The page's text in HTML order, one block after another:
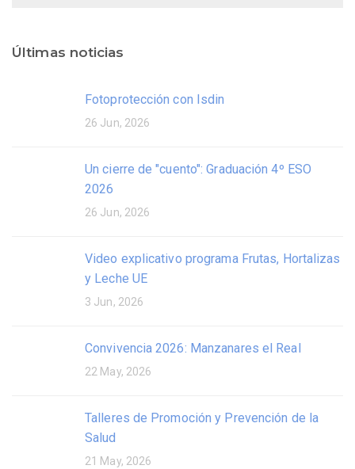
Últimas noticias
Fotoprotección con Isdin
26 Jun, 2026
Un cierre de "cuento": Graduación 4º ESO
2026
26 Jun, 2026
Video explicativo programa Frutas, Hortalizas
y Leche UE
3 Jun, 2026
Convivencia 2026: Manzanares el Real
22 May, 2026
Talleres de Promoción y Prevención de la
Salud
21 May, 2026